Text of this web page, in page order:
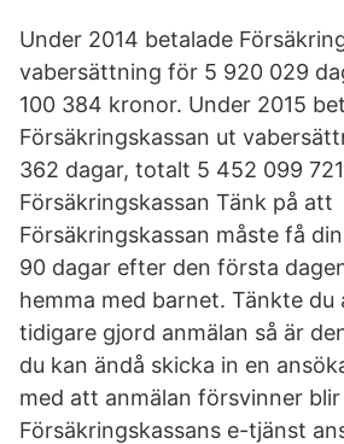
Under 2014 betalade
vabersättning för 5 920 029
100 384 kronor. Under 2015
Försäkringskassan ut
362 dagar, totalt 5 452 099
Försäkringskassan Tänk på att
Försäkringskassan måste få
90 dagar efter den första
hemma med barnet. Tänkte du
tidigare gjord anmälan så är
du kan ändå skicka in en
med att anmälan försvinner blir
Försäkringskassans e-tjänst